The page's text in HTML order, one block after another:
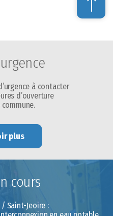
à contacter
d’ouverture
plus
cours
/ Saint-Jeoire :